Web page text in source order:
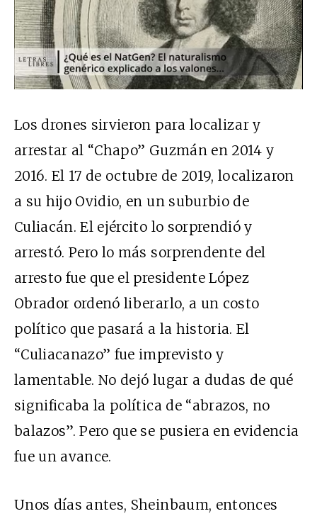
Los drones sirvieron para localizar y
arrestar al “Chapo” Guzmán en 2014 y
2016. El 17 de octubre de 2019, localizaron
a su hijo Ovidio, en un suburbio de
Culiacán. El ejército lo sorprendió y
arrestó. Pero lo más sorprendente del
arresto fue que el presidente López
Obrador ordenó liberarlo, a un costo
político que pasará a la historia. El
“Culiacanazo” fue imprevisto y
lamentable. No dejó lugar a dudas de qué
significaba la política de “abrazos, no
balazos”. Pero que se pusiera en evidencia
fue un avance.
Unos días antes, Sheinbaum, entonces